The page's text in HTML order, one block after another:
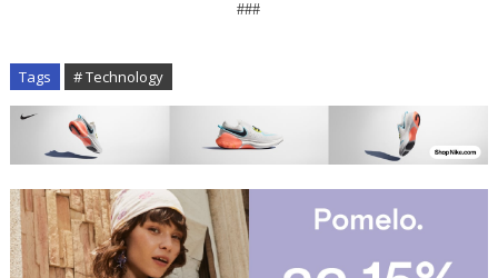
###
Tags # Technology